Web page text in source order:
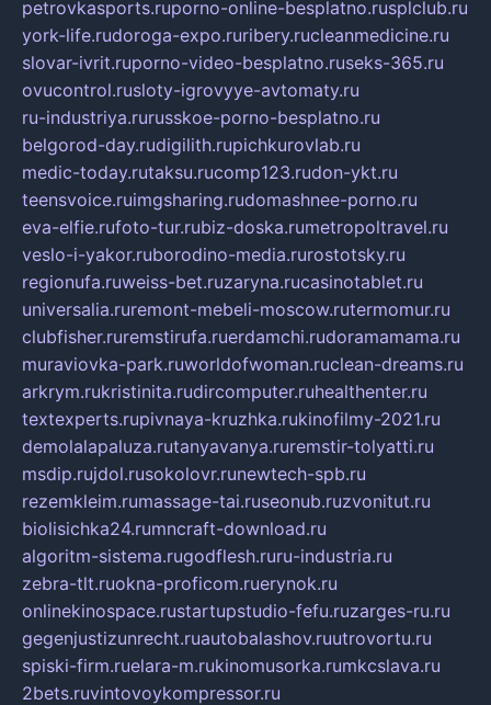
petrovkasports.ruporno-online-besplatno.rusplclub.ru
york-life.rudoroga-expo.ruribery.rucleanmedicine.ru
slovar-ivrit.ruporno-video-besplatno.ruseks-365.ru
ovucontrol.rusloty-igrovyye-avtomaty.ru
ru-industriya.rurusskoe-porno-besplatno.ru
belgorod-day.rudigilith.rupichkurovlab.ru
medic-today.rutaksu.rucomp123.rudon-ykt.ru
teensvoice.ruimgsharing.rudomashnee-porno.ru
eva-elfie.rufoto-tur.rubiz-doska.rumetropoltravel.ru
veslo-i-yakor.ruborodino-media.rurostotsky.ru
regionufa.ruweiss-bet.ruzaryna.rucasinotablet.ru
universalia.ruremont-mebeli-moscow.rutermomur.ru
clubfisher.ruremstirufa.ruerdamchi.rudoramamama.ru
muraviovka-park.ruworldofwoman.ruclean-dreams.ru
arkrym.rukristinita.rudircomputer.ruhealthenter.ru
textexperts.rupivnaya-kruzhka.rukinofilmy-2021.ru
demolalapaluza.rutanyavanya.ruremstir-tolyatti.ru
msdip.rujdol.rusokolovr.runewtech-spb.ru
rezemkleim.rumassage-tai.ruseonub.ruzvonitut.ru
biolisichka24.rumncraft-download.ru
algoritm-sistema.rugodflesh.ruru-industria.ru
zebra-tlt.ruokna-proficom.ruerynok.ru
onlinekinospace.rustartupstudio-fefu.ruzarges-ru.ru
gegenjustizunrecht.ruautobalashov.ruutrovortu.ru
spiski-firm.ruelara-m.rukinomusorka.rumkcslava.ru
2bets.ruvintovoykompressor.ru